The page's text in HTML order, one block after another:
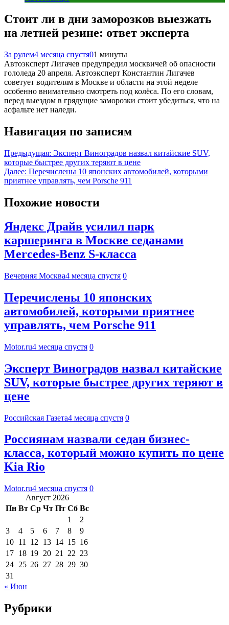
Стоит ли в дни заморозков выезжать
на летней резине: ответ эксперта
За рулем4 месяца спустя01 минуты
Автоэксперт Лигачев предупредил москвичей об опасности
гололеда 20 апреля. Автоэксперт Константин Лигачев
советует водителям в Москве и области на этой неделе
особенно внимательно смотреть под колёса. По его словам,
перед выездом в грядущие заморозки стоит убедиться, что на
асфальте нет наледи.
Навигация по записям
Предыдущая: Эксперт Виноградов назвал китайские SUV,
которые быстрее других теряют в цене
Далее: Перечислены 10 японских автомобилей, которыми
приятнее управлять, чем Porsche 911
Похожие новости
Яндекс Драйв усилил парк
каршеринга в Москве седанами
Mercedes-Benz S-класса
Вечерняя Москва4 месяца спустя 0
Перечислены 10 японских
автомобилей, которыми приятнее
управлять, чем Porsche 911
Motor.ru4 месяца спустя 0
Эксперт Виноградов назвал китайские
SUV, которые быстрее других теряют в
цене
Российская Газета4 месяца спустя 0
Россиянам назвали седан бизнес-
класса, который можно купить по цене
Kia Rio
Motor.ru4 месяца спустя 0
Август 2026
Пн Вт Ср Чт Пт Сб Вс
1
2
3
4 5 6 7 8
9
10 11 12 13 14 15 16
17 18 19 20 21 22 23
24 25 26 27 28 29 30
31
« Июн
Рубрики